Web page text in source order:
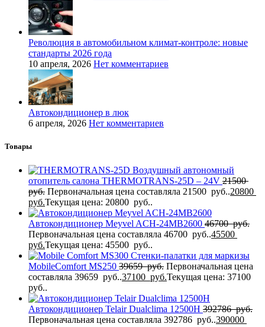
Революция в автомобильном климат-контроле: новые
стандарты 2026 года
10 апреля, 2026 Нет комментариев
Автокондиционер в люк
6 апреля, 2026 Нет комментариев
Товары
Воздушный автономный
отопитель салона THERMOTRANS-25D – 24V 21500
руб. Первоначальная цена составляла 21500 руб..20800
руб.Текущая цена: 20800 руб..
Автокондиционер Meyvel ACH-24MB2600 46700руб.
Первоначальная цена составляла 46700 руб..45500
руб.Текущая цена: 45500 руб..
Стенки-палатки для маркизы
MobileComfort MS250 39659руб. Первоначальная цена
составляла 39659 руб..37100 руб.Текущая цена: 37100
руб..
Автокондиционер Telair Dualclima 12500H 392786руб.
Первоначальная цена составляла 392786 руб..390000